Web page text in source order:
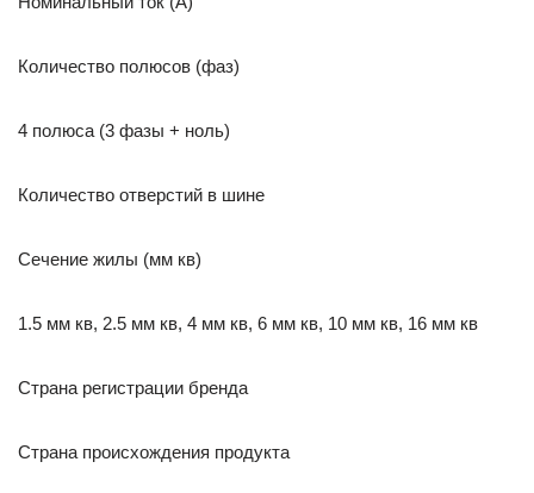
Количество полюсов (фаз)
4 полюса (3 фазы + ноль)
Количество отверстий в шине
Сечение жилы (мм кв)
1.5 мм кв, 2.5 мм кв, 4 мм кв, 6 мм кв, 10 мм кв, 16 мм кв
Страна регистрации бренда
Страна происхождения продукта